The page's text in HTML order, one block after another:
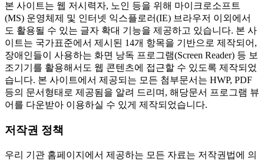
본 사이트는 웹 저시력자, 노인 등을 위해 마이크로소프트
(MS) 운영체제 및 인터넷 익스플로러(IE) 브라우저 이외에서
도 활용될 수 있는 글자 확대 기능을 제공하고 있습니다. 본 사
이트는 국가표준에서 제시된 14개 항목을 기반으로 제작되어,
장애인들이 사용하는 화면 낭독 프로그램(Screen Reader) 등 보
조기기를 활용해서도 웹 콘텐츠에 접근할 수 있도록 제작되었
습니다. 본 사이트에서 제공되는 모든 첨부문서는 HWP, PDF
등의 문서형태로 제공됨을 알려 드리며, 해당문서 프로그램 뷰
어를 다운받아 이용하실 수 있게 제작되었습니다.
저작권 정책
우리 기관 홈페이지에서 제공하는 모든 자료는 저작권법에 의